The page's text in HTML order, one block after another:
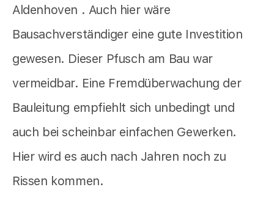
Aldenhoven . Auch hier wäre
Bausachverständiger eine gute Investition
gewesen. Dieser Pfusch am Bau war
vermeidbar. Eine Fremdüberwachung der
Bauleitung empfiehlt sich unbedingt und
auch bei scheinbar einfachen Gewerken.
Hier wird es auch nach Jahren noch zu
Rissen kommen.